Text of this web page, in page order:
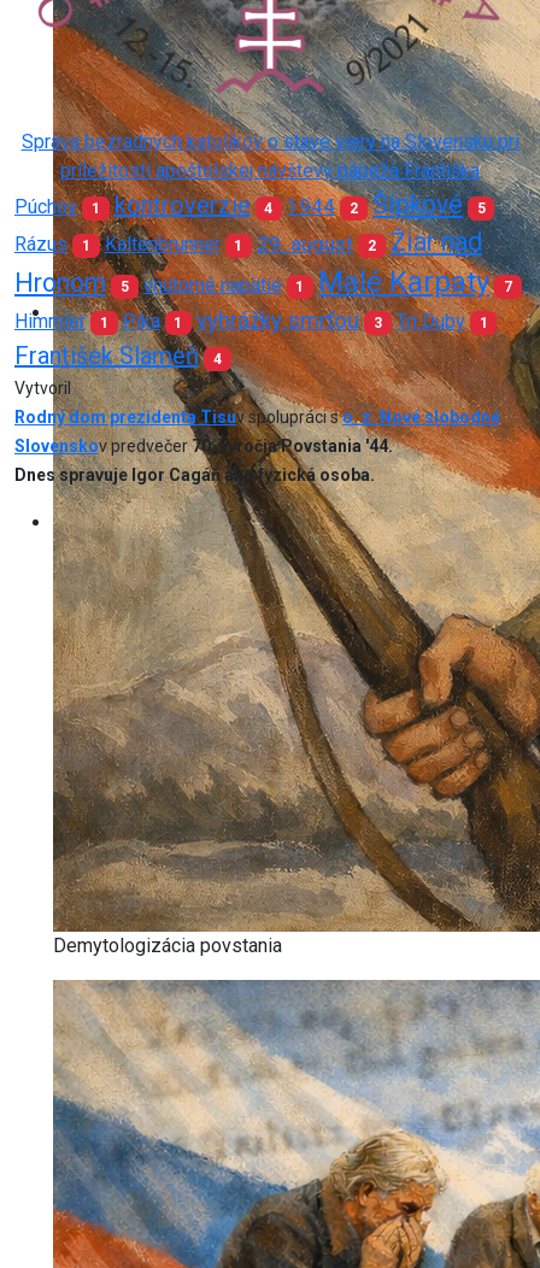
Demytologizácia povstania
Správa bezradných katolíkov o stave viery na Slovensku pri
príležitosti apoštolskej návštevy pápeža Františka
Púchov
1 kontroverzie 4 1944 2 Šípkové 5
Rázus 1 Kaltenbrunner 1 29. august 2
Žiar nad
Hronom
5 vnútorné napätie 1 Malé Karpaty 7
Himmler 1 Pika 1 vyhrážky smrťou 3 Tri Duby 1
František Slameň 4
Vytvoril
Rodný dom prezidenta Tisuv spolupráci so. z. Nové slobodné
Slovenskov predvečer70. výročia Povstania '44.
Dnes spravuje Igor Cagáň ako fyzická osoba.